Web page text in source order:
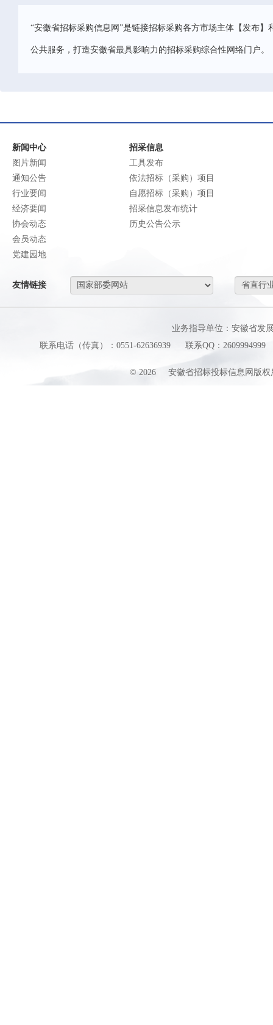
“安徽省招标采购信息网”是链接招标采购各方市场主体【发布
公共服务，打造安徽省最具影响力的招标采购综合性网络门户。
新闻中心
图片新闻
通知公告
行业要闻
经济要闻
协会动态
会员动态
党建园地
招采信息
工具发布
依法招标（采购）项目
自愿招标（采购）项目
招采信息发布统计
历史公告公示
友情链接
业务指导单位：安徽省发
联系电话（传真）：0551-62636939
联系QQ：2609994999
© 2026 安徽省招标投标信息网版